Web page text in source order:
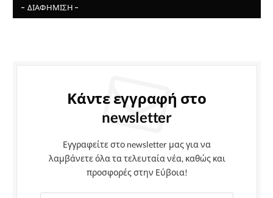
- ΔΙΑΦΉΜΙΣΗ -
Κάντε εγγραφή στο
newsletter
Εγγραφείτε στο newsletter μας για να
λαμβάνετε όλα τα τελευταία νέα, καθώς και
προσφορές στην Εύβοια!